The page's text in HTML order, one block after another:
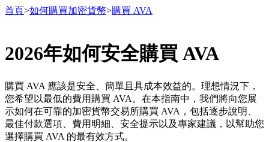
首頁>如何購買加密貨幣>購買 AVA
2026年如何安全購買 AVA
購買 AVA 應該是安全、簡單且具成本效益的。理想情況下，
您希望以最低的費用購買 AVA。在本指南中，我們將向您展
示如何在可靠的加密貨幣交易所購買 AVA，包括逐步說明、
最佳付款選項、費用明細、安全提示以及專家建議，以幫助您
選擇購買 AVA 的最有效方式。